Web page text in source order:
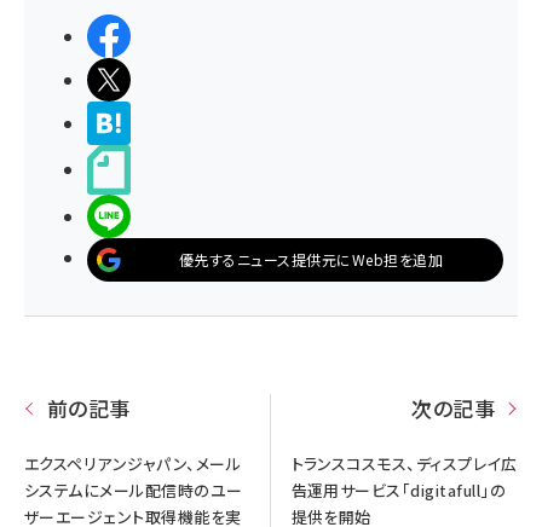
優先するニュース提供元にWeb担を追加
前の記事
エクスペリアンジャパン、メール
システムにメール配信時のユー
ザーエージェント取得機能を実
次の記事
トランスコスモス、ディスプレイ広
告運用サービス「digitafull」の
提供を開始